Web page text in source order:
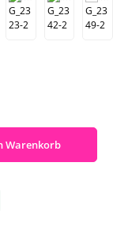
benutze die
Warenkorb